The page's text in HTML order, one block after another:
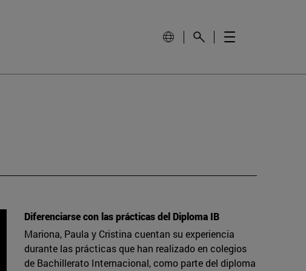
Diferenciarse con las prácticas del Diploma IB
Mariona, Paula y Cristina cuentan su experiencia
durante las prácticas que han realizado en colegios
de Bachillerato Internacional, como parte del diploma